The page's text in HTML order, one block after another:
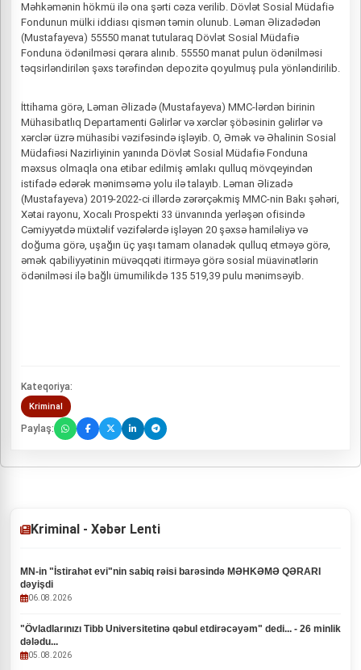
Məhkəmənin hökmü ilə ona şərti cəza verilib. Dövlət Sosial Müdafiə
Fondunun mülki iddiası qismən təmin olunub. Ləman Əlizadədən
(Mustafayeva) 55550 manat tutularaq Dövlət Sosial Müdafiə
Fonduna ödənilməsi qərara alınıb. 55550 manat pulun ödənilməsi
təqsirləndirilən şəxs tərəfindən depozitə qoyulmuş pula yönləndirilib.
İttihama görə, Ləman Əlizadə (Mustafayeva) MMC-lərdən birinin
Mühasibatlıq Departamenti Gəlirlər və xərclər şöbəsinin gəlirlər və
xərclər üzrə mühasibi vəzifəsində işləyib. O, Əmək və Əhalinin Sosial
Müdafiəsi Nazirliyinin yanında Dövlət Sosial Müdafiə Fonduna
məxsus olmaqla ona etibar edilmiş əmlakı qulluq mövqeyindən
istifadə edərək mənimsəmə yolu ilə talayıb. Ləman Əlizadə
(Mustafayeva) 2019-2022-ci illərdə zərərçəkmiş MMC-nin Bakı şəhəri,
Xətai rayonu, Xocalı Prospekti 33 ünvanında yerləşən ofisində
Cəmiyyətdə müxtəlif vəzifələrdə işləyən 20 şəxsə hamiləliyə və
doğuma görə, uşağın üç yaşı tamam olanadək qulluq etməyə görə,
əmək qabiliyyətinin müvəqqəti itirməyə görə sosial müavinətlərin
ödənilməsi ilə bağlı ümumilikdə 135 519,39 pulu mənimsəyib.
Kateqoriya:
Kriminal
Paylaş:
Kriminal - Xəbər Lenti
MN-in "İstirahət evi"nin sabiq rəisi barəsində MƏHKƏMƏ QƏRARI
dəyişdi
06.08.2026
"Övladlarınızı Tibb Universitetinə qəbul etdirəcəyəm" dedi... - 26 minlik
dələdu...
05.08.2026